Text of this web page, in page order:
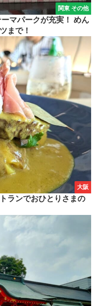
関東 その他
マパークが充実！ めん
まで！
大阪
ランでおひとりさまの